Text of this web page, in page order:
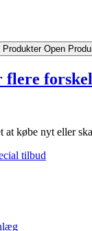
Produkter Open
købe nyt eller
tilbud